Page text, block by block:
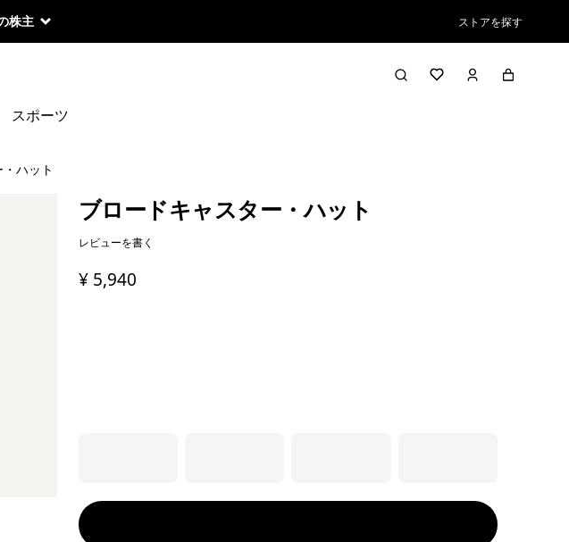
株主 ストアを探す
スポーツ
ハット
ブロードキャスター・ハット
レビューを書く
¥ 5,940